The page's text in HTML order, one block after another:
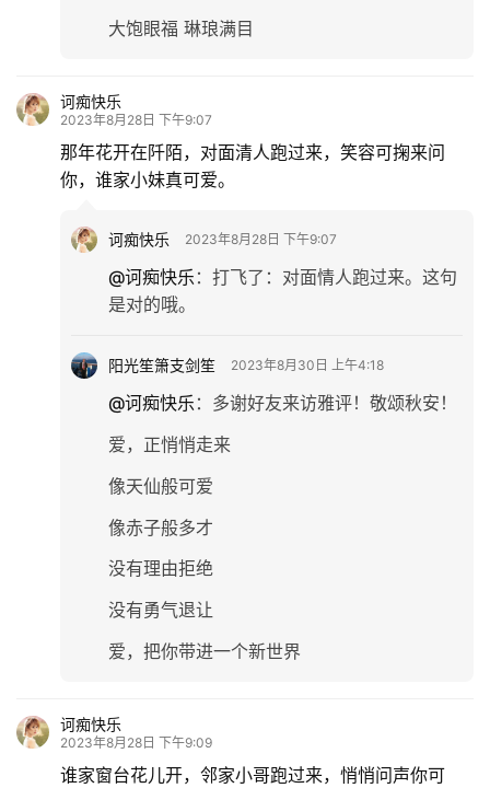
大饱眼福 琳琅满目
诃痴快乐
2023年8月28日 下午9:07
那年花开在阡陌，对面清人跑过来，笑容可掬来问
你，谁家小妹真可爱。
诃痴快乐 2023年8月28日 下午9:07
@诃痴快乐 ： 打飞了：对面情人跑过来。这句
是对的哦。
阳光笙箫支剑笙 2023年8月30日 上午4:18
@诃痴快乐 ： 多谢好友来访雅评！敬颂秋安！
爱，正悄悄走来
像天仙般可爱
像赤子般多才
没有理由拒绝
没有勇气退让
爱，把你带进一个新世界
诃痴快乐
2023年8月28日 下午9:09
谁家窗台花儿开，邻家小哥跑过来，悄悄问声你可